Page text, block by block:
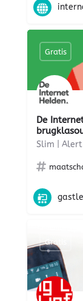
De
Slim |
Gratis
Gratis